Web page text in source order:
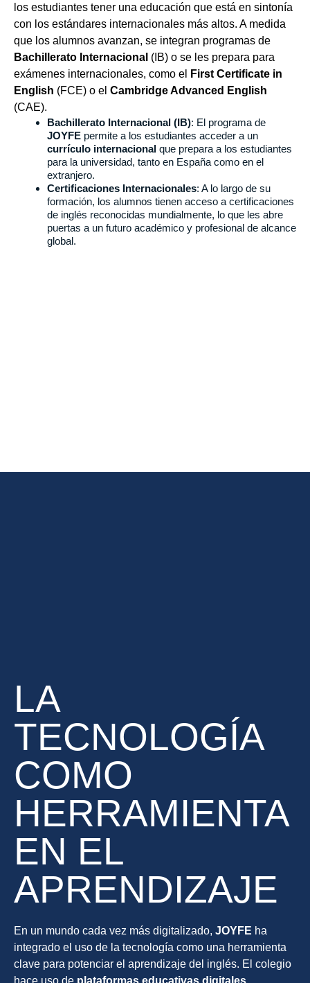
los estudiantes tener una educación que está en sintonía
con los estándares internacionales más altos. A medida
que los alumnos avanzan, se integran programas de
Bachillerato Internacional (IB) o se les prepara para
exámenes internacionales, como el
First Certificate in
English (FCE) o el Cambridge Advanced English
(CAE).
Bachillerato Internacional (IB): El programa de
JOYFE permite a los estudiantes acceder a un
currículo internacional que prepara a los estudiantes
para la universidad, tanto en España como en el
extranjero.
Certificaciones Internacionales: A lo largo de su
formación, los alumnos tienen acceso a certificaciones
de inglés reconocidas mundialmente, lo que les abre
puertas a un futuro académico y profesional de alcance
global.
LA
TECNOLOGÍA
COMO
HERRAMIENTA
EN EL
APRENDIZAJE
En un mundo cada vez más digitalizado, JOYFE ha
integrado el uso de la tecnología como una herramienta
clave para potenciar el aprendizaje del inglés. El colegio
hace uso de plataformas educativas digitales